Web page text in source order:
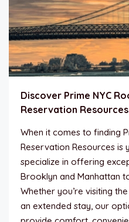
Discover Prime NYC
Reservation Resources
When it comes to finding
Reservation Resources
specialize in offering
Brooklyn and Manhattan
Whether you’re visiting
an extended stay, our